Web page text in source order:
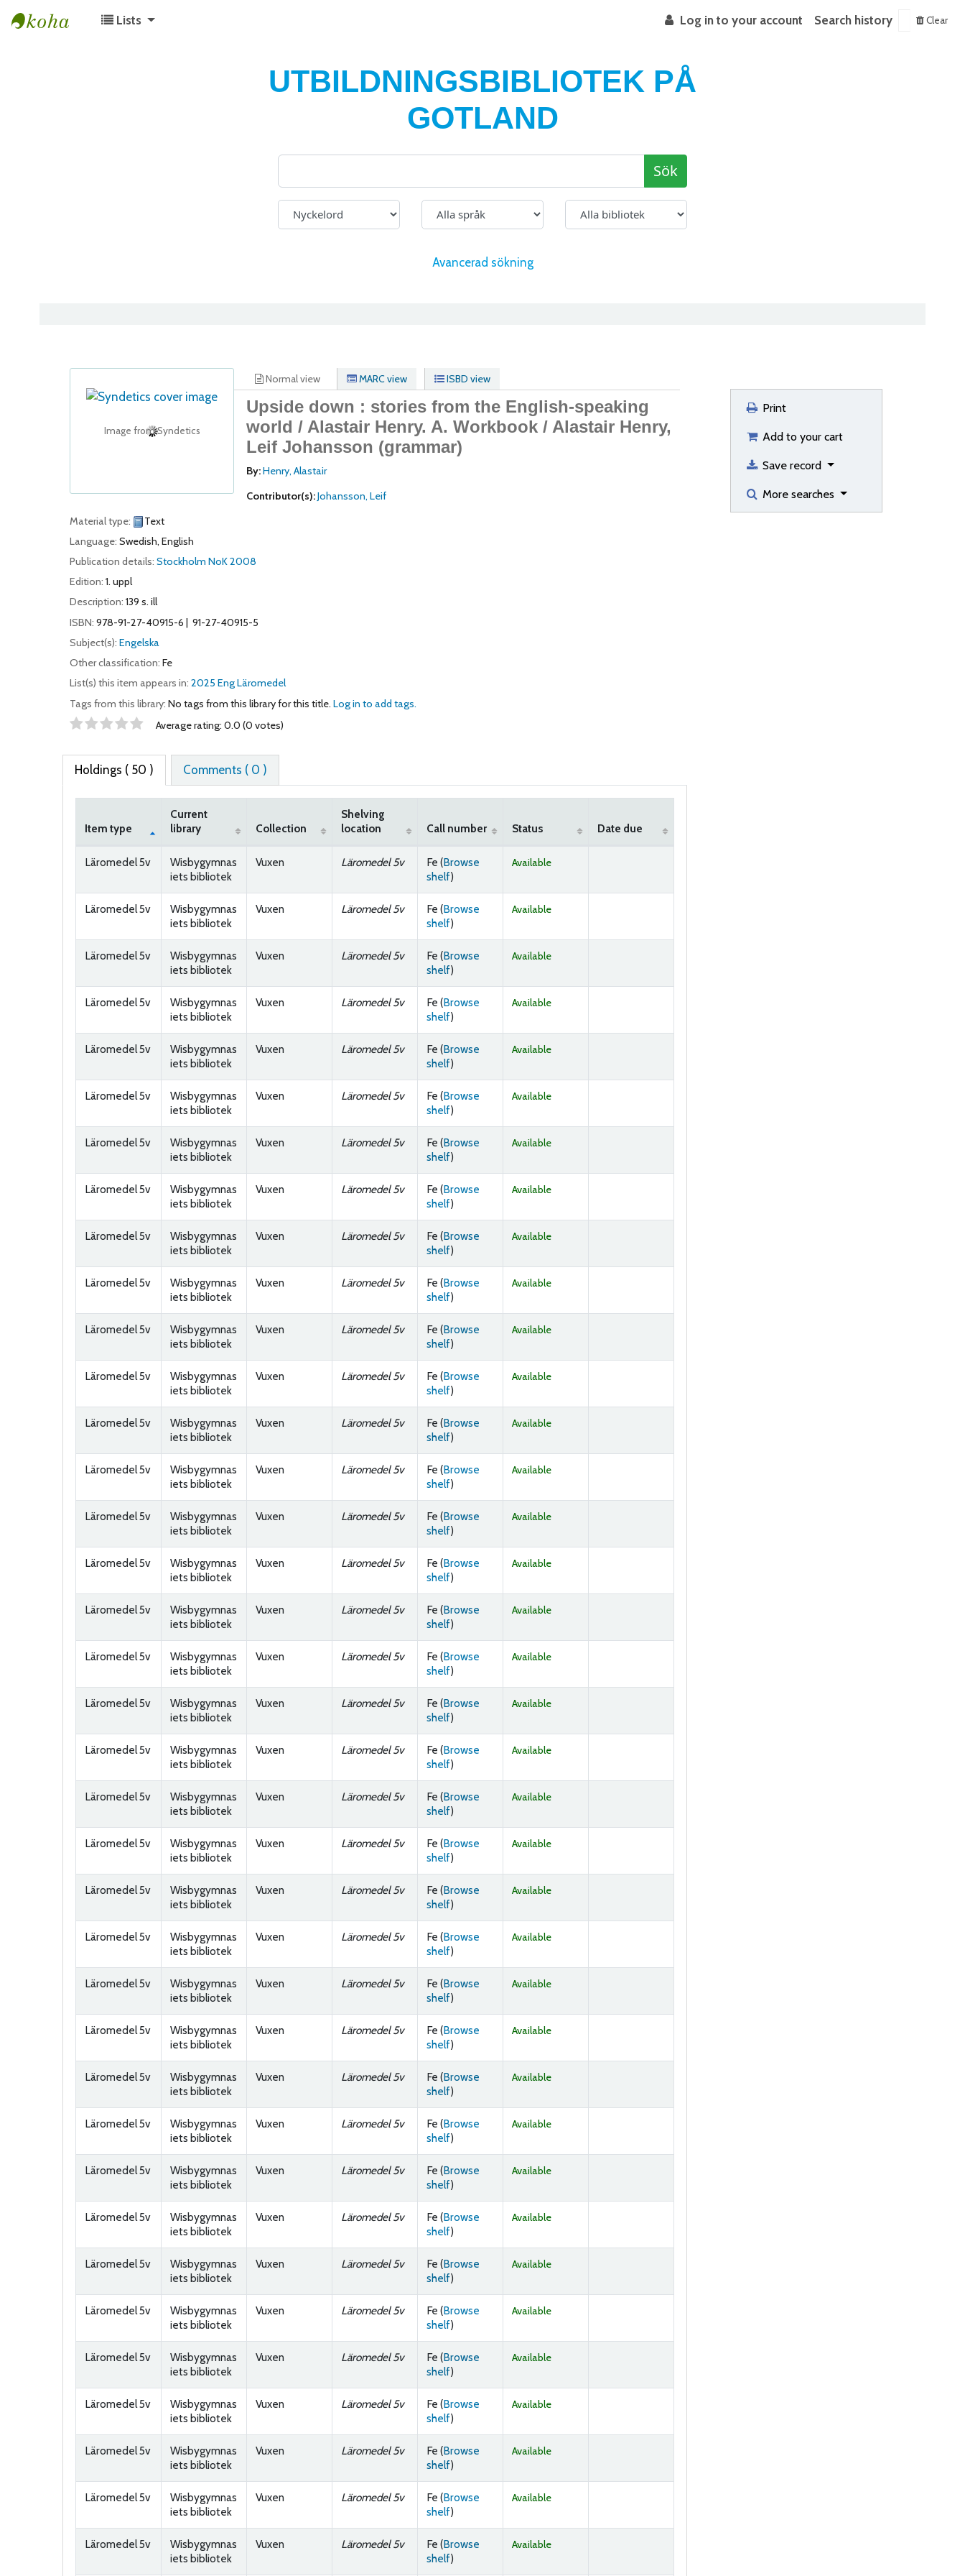
Lists Log in to your account Search history Clear
UTBILDNINGSBIBLIOTEK PÅ
GOTLAND
Sök
Avancerad sökning
Image from Syndetics
Normal view MARC view ISBD view
Upside down : stories from the English-speaking
world / Alastair Henry. A. Workbook / Alastair Henry,
Leif Johansson (grammar)
By:Henry, Alastair
Contributor(s):Johansson, Leif
Material type:
Text
Language: Swedish, English
Publication details: Stockholm NoK2008
Edition: 1. uppl
Description: 139 s. ill
ISBN: 978-91-27-40915-6
91-27-40915-5
Subject(s): Engelska
Other classification: Fe
List(s) this item appears in: 2025 Eng Läromedel
Tags from this library: No tags from this library for this title. Log in to add tags.
Star ratings Average rating: 0.0 (0 votes)
Holdings ( 50 ) Comments ( 0 )
Item type
Current
library
Collection
Shelving
location
Call number Status Date due
Läromedel 5v
Wisbygymnas
iets bibliotek
Vuxen Läromedel 5v Fe (Browse
shelf(Opens below)
)
Available
Läromedel 5v
Wisbygymnas
iets bibliotek
Vuxen Läromedel 5v Fe (Browse
shelf(Opens below)
)
Available
Läromedel 5v
Wisbygymnas
iets bibliotek
Vuxen Läromedel 5v Fe (Browse
shelf(Opens below)
)
Available
Läromedel 5v
Wisbygymnas
iets bibliotek
Vuxen Läromedel 5v Fe (Browse
shelf(Opens below)
)
Available
Läromedel 5v
Wisbygymnas
iets bibliotek
Vuxen Läromedel 5v Fe (Browse
shelf(Opens below)
)
Available
Läromedel 5v
Wisbygymnas
iets bibliotek
Vuxen Läromedel 5v Fe (Browse
shelf(Opens below)
)
Available
Läromedel 5v
Wisbygymnas
iets bibliotek
Vuxen Läromedel 5v Fe (Browse
shelf(Opens below)
)
Available
Läromedel 5v
Wisbygymnas
iets bibliotek
Vuxen Läromedel 5v Fe (Browse
shelf(Opens below)
)
Available
Läromedel 5v
Wisbygymnas
iets bibliotek
Vuxen Läromedel 5v Fe (Browse
shelf(Opens below)
)
Available
Läromedel 5v
Wisbygymnas
iets bibliotek
Vuxen Läromedel 5v Fe (Browse
shelf(Opens below)
)
Available
Läromedel 5v
Wisbygymnas
iets bibliotek
Vuxen Läromedel 5v Fe (Browse
shelf(Opens below)
)
Available
Läromedel 5v
Wisbygymnas
iets bibliotek
Vuxen Läromedel 5v Fe (Browse
shelf(Opens below)
)
Available
Läromedel 5v
Wisbygymnas
iets bibliotek
Vuxen Läromedel 5v Fe (Browse
shelf(Opens below)
)
Available
Läromedel 5v
Wisbygymnas
iets bibliotek
Vuxen Läromedel 5v Fe (Browse
shelf(Opens below)
)
Available
Läromedel 5v
Wisbygymnas
iets bibliotek
Vuxen Läromedel 5v Fe (Browse
shelf(Opens below)
)
Available
Läromedel 5v
Wisbygymnas
iets bibliotek
Vuxen Läromedel 5v Fe (Browse
shelf(Opens below)
)
Available
Läromedel 5v
Wisbygymnas
iets bibliotek
Vuxen Läromedel 5v Fe (Browse
shelf(Opens below)
)
Available
Läromedel 5v
Wisbygymnas
iets bibliotek
Vuxen Läromedel 5v Fe (Browse
shelf(Opens below)
)
Available
Läromedel 5v
Wisbygymnas
iets bibliotek
Vuxen Läromedel 5v Fe (Browse
shelf(Opens below)
)
Available
Läromedel 5v
Wisbygymnas
iets bibliotek
Vuxen Läromedel 5v Fe (Browse
shelf(Opens below)
)
Available
Läromedel 5v
Wisbygymnas
iets bibliotek
Vuxen Läromedel 5v Fe (Browse
shelf(Opens below)
)
Available
Läromedel 5v
Wisbygymnas
iets bibliotek
Vuxen Läromedel 5v Fe (Browse
shelf(Opens below)
)
Available
Läromedel 5v
Wisbygymnas
iets bibliotek
Vuxen Läromedel 5v Fe (Browse
shelf(Opens below)
)
Available
Läromedel 5v
Wisbygymnas
iets bibliotek
Vuxen Läromedel 5v Fe (Browse
shelf(Opens below)
)
Available
Läromedel 5v
Wisbygymnas
iets bibliotek
Vuxen Läromedel 5v Fe (Browse
shelf(Opens below)
)
Available
Läromedel 5v
Wisbygymnas
iets bibliotek
Vuxen Läromedel 5v Fe (Browse
shelf(Opens below)
)
Available
Läromedel 5v
Wisbygymnas
iets bibliotek
Vuxen Läromedel 5v Fe (Browse
shelf(Opens below)
)
Available
Läromedel 5v
Wisbygymnas
iets bibliotek
Vuxen Läromedel 5v Fe (Browse
shelf(Opens below)
)
Available
Läromedel 5v
Wisbygymnas
iets bibliotek
Vuxen Läromedel 5v Fe (Browse
shelf(Opens below)
)
Available
Läromedel 5v
Wisbygymnas
iets bibliotek
Vuxen Läromedel 5v Fe (Browse
shelf(Opens below)
)
Available
Läromedel 5v
Wisbygymnas
iets bibliotek
Vuxen Läromedel 5v Fe (Browse
shelf(Opens below)
)
Available
Läromedel 5v
Wisbygymnas
iets bibliotek
Vuxen Läromedel 5v Fe (Browse
shelf(Opens below)
)
Available
Läromedel 5v
Wisbygymnas
iets bibliotek
Vuxen Läromedel 5v Fe (Browse
shelf(Opens below)
)
Available
Läromedel 5v
Wisbygymnas
iets bibliotek
Vuxen Läromedel 5v Fe (Browse
shelf(Opens below)
)
Available
Läromedel 5v
Wisbygymnas
iets bibliotek
Vuxen Läromedel 5v Fe (Browse
shelf(Opens below)
)
Available
Läromedel 5v
Wisbygymnas
iets bibliotek
Vuxen Läromedel 5v Fe (Browse
shelf(Opens below)
)
Available
Läromedel 5v
Wisbygymnas
iets bibliotek
Vuxen Läromedel 5v Fe (Browse
shelf(Opens below)
)
Available
Print
Add to your cart
Save record
More searches